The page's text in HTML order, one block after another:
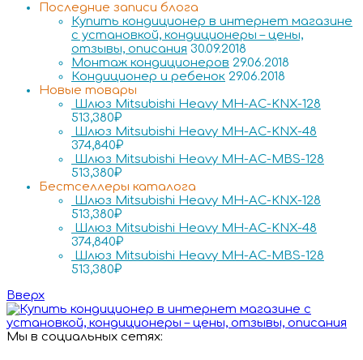
Последние записи блога
Купить кондиционер в интернет магазине
с установкой, кондиционеры – цены,
отзывы, описания 30.09.2018
Монтаж кондиционеров 29.06.2018
Кондиционер и ребенок 29.06.2018
Новые товары
Шлюз Mitsubishi Heavy MH-AC-KNX-128
513,380₽
Шлюз Mitsubishi Heavy MH-AC-KNX-48
374,840₽
Шлюз Mitsubishi Heavy MH-AC-MBS-128
513,380₽
Бестселлеры каталога
Шлюз Mitsubishi Heavy MH-AC-KNX-128
513,380₽
Шлюз Mitsubishi Heavy MH-AC-KNX-48
374,840₽
Шлюз Mitsubishi Heavy MH-AC-MBS-128
513,380₽
Вверх
Мы в социальных сетях: